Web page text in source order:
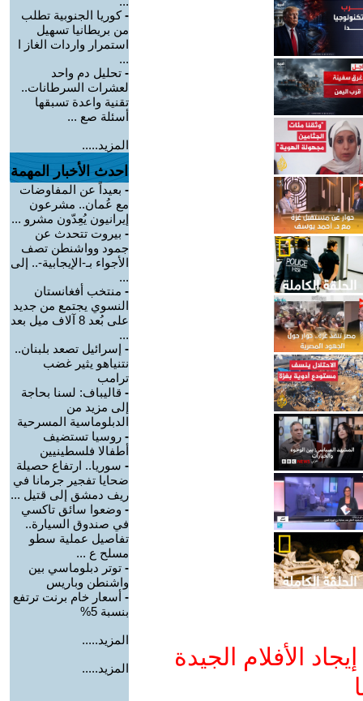
الأفلام الجيدة
-كوريا الجنوبية تطلب
من بريطانيا تسهيل
استمرار واردات الغاز ا
...
- تحليل دم واحد
لعشرات السرطانات..
تقنية واعدة تسبقها
أسئلة صع ...
المزيد.....
احدث الأخبار المهمة
- بعيداً عن المفاوضات
مع عُمان.. مشرعون
إيرانيون يُعِدّون مشرو ...
- بيروت تتحدث عن
جمود وواشنطن تصف
الأجواء بـ-الإيجابية-.. إلى
...
- منتخب أفغانستان
النسوي يجتمع من جديد
على بُعد 8 آلاف ميل بعد
...
- إسرائيل تصعد بلبنان..
نتنياهو يثير غضب
ترامب
- قاليباف: لسنا بحاجة
إلى مزيد من
الدبلوماسية المسرحية
- روسيا تستضيف
أطفالا فلسطينيين
- سوريا.. ارتفاع حصيلة
ضحايا تفجير جرمانا في
ريف دمشق إلى قتيل ...
- وضعوا سائق تاكسي
في صندوق السيارة..
تفاصيل عملية سطو
مسلح ع ...
- توتر دبلوماسي بين
واشنطن وباريس
- أسعار خام برنت ترتفع
بنسبة 5%
المزيد.....
المزيد.....